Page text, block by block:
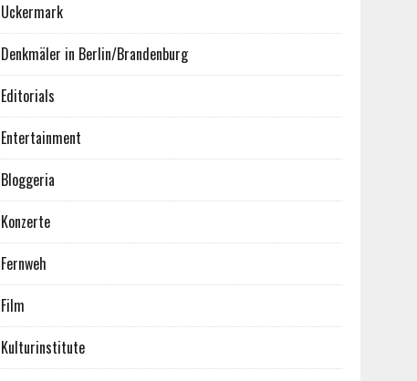
Uckermark
Denkmäler in Berlin/Brandenburg
Editorials
Entertainment
Bloggeria
Konzerte
Fernweh
Film
Kulturinstitute